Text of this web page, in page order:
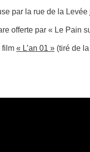
par la rue de la Levée
offerte par « Le Pain
film « L’an 01 » (tiré de